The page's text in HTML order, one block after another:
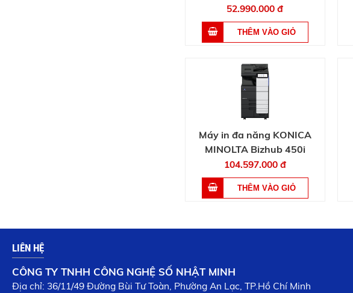
52.990.000 đ
Máy in đa năng KONICA
MINOLTA Bizhub 450i
104.597.000 đ
LIÊN HỆ
CÔNG TY TNHH CÔNG NGHỆ SỐ NHẬT MINH
Địa chỉ: 36/11/49 Đường Bùi Tư Toàn, Phường An Lạc, TP.Hồ Chí Minh